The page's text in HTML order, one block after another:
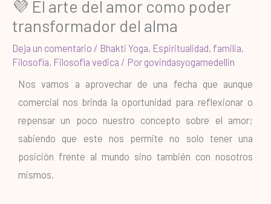
💜 El arte del amor como poder
transformador del alma
Deja un comentario / Bhakti Yoga, Espiritualidad, familia,
Filosofia, Filosofia vedica / Por govindasyogamedellin
Nos vamos a aprovechar de una fecha que aunque
comercial nos brinda la oportunidad para reflexionar o
repensar un poco nuestro concepto sobre el amor;
sabiendo que este nos permite no solo tener una
posición frente al mundo sino también con nosotros
mismos.